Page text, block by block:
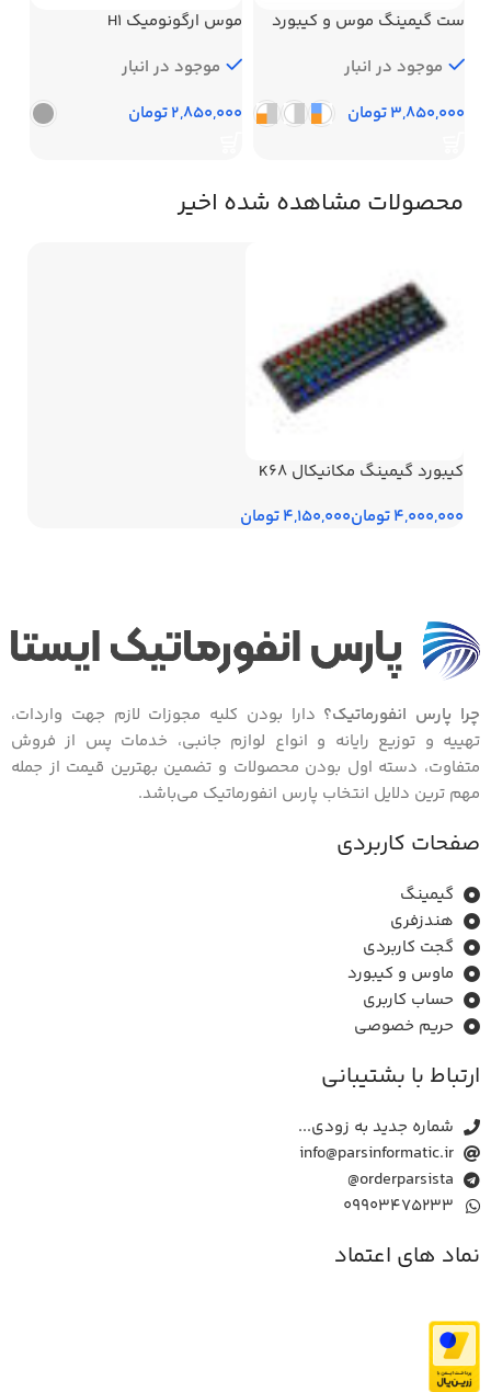
ست گیمینگ موس و کیبورد
موجود در انبار
تومان
موس ارگونومیک H1
موجود در انبار
تومان
محصولات مشاهده شده اخیر
کیبورد گیمینگ مکانیکال K68
تومان
تومان
چرا پارس انفورماتیک؟ دارا بودن کلیه مجوزات لازم جهت واردات،
تهییه و توزیع رایانه و انواع لوازم جانبی، خدمات پس از فروش
متفاوت، دسته اول بودن محصولات و تضمین بهترین قیمت از جمله
مهم ترین دلایل انتخاب پارس انفورماتیک می‌باشد.
صفحات کاربردی
گیمینگ
هندزفری
گجت کاربردی
ماوس و ﮐﯿﺒﻮرد
حساب کاربری
حریم خصوصی
ارتباط با بشتیبانی
شماره جدید به زودی...
info@parsinformatic.ir
orderparsista@
09903475233
نماد های اعتماد